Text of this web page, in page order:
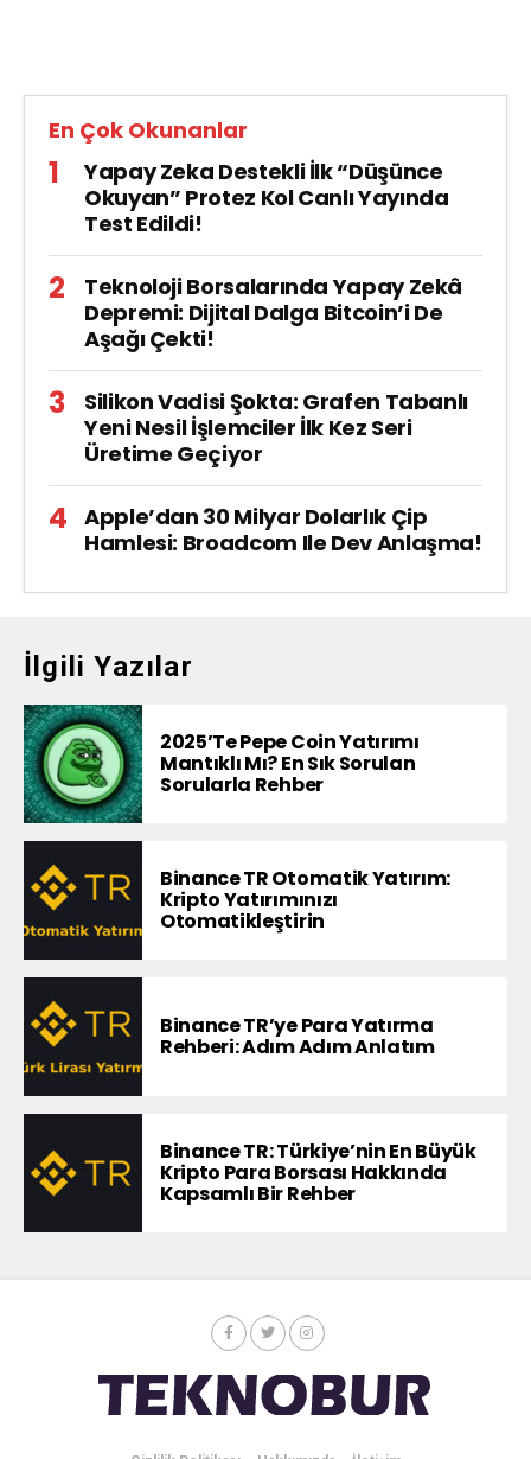
En Çok Okunanlar
Yapay Zeka Destekli İlk “Düşünce
Okuyan” Protez Kol Canlı Yayında
Test Edildi!
Teknoloji Borsalarında Yapay Zekâ
Depremi: Dijital Dalga Bitcoin’i De
Aşağı Çekti!
Silikon Vadisi Şokta: Grafen Tabanlı
Yeni Nesil İşlemciler İlk Kez Seri
Üretime Geçiyor
Apple’dan 30 Milyar Dolarlık Çip
Hamlesi: Broadcom Ile Dev Anlaşma!
İlgili Yazılar
2025’te Pepe Coin Yatırımı
Mantıklı Mı? En Sık Sorulan
Sorularla Rehber
Binance TR Otomatik Yatırım:
Kripto Yatırımınızı
Otomatikleştirin
Binance TR’ye Para Yatırma
Rehberi: Adım Adım Anlatım
Binance TR: Türkiye’nin En Büyük
Kripto Para Borsası Hakkında
Kapsamlı Bir Rehber